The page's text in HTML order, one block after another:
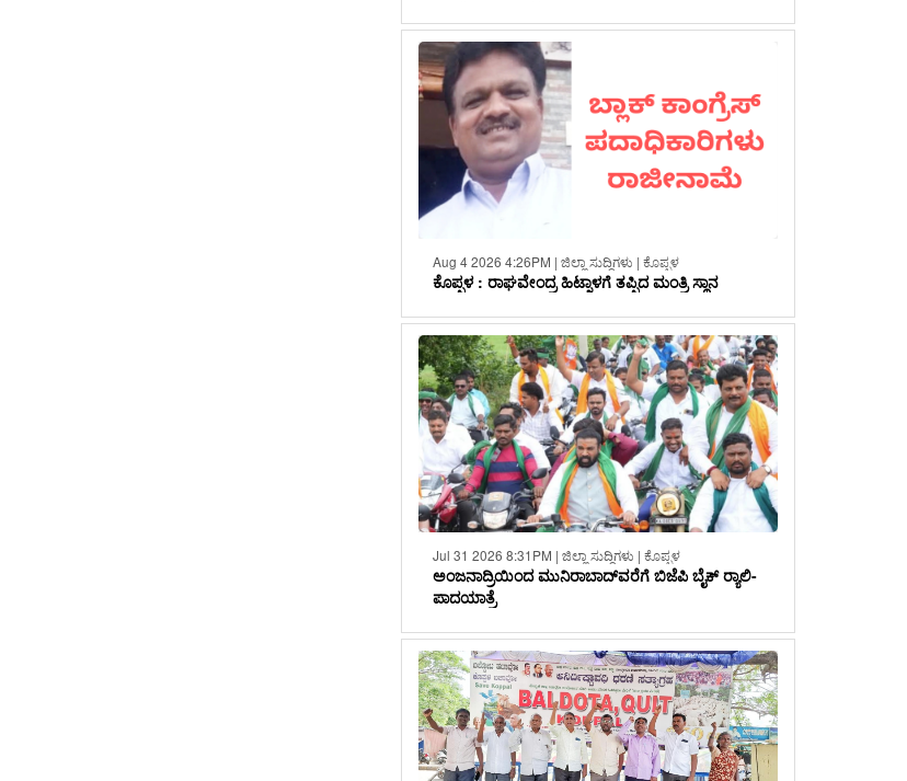
Aug 4 2026 4:26PM | ಜಿಲ್ಲಾ ಸುದ್ದಿಗಳು | ಕೊಪ್ಪಳ
ಕೊಪ್ಪಳ : ರಾಘವೇಂದ್ರ ಹಿಟ್ನಾಳಗೆ ತಪ್ಪಿದ ಮಂತ್ರಿ ಸ್ಥಾನ
Jul 31 2026 8:31PM | ಜಿಲ್ಲಾ ಸುದ್ದಿಗಳು | ಕೊಪ್ಪಳ
ಅಂಜನಾದ್ರಿಯಿಂದ ಮುನಿರಾಬಾದ್‌ವರೆಗೆ ಬಿಜೆಪಿ ಬೈಕ್ ರ‍್ಯಾಲಿ-
ಪಾದಯಾತ್ರೆ